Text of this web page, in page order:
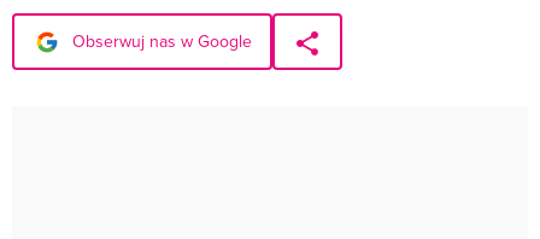
Obserwuj nas w Google